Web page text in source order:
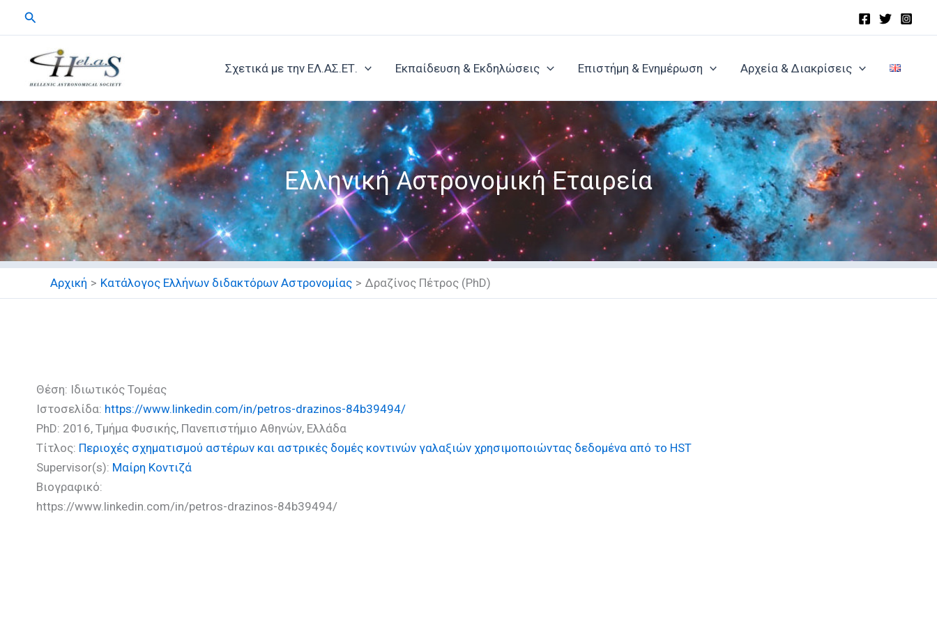
Μετάβαση
περιεχόμενο
Αναζήτηση
Σχετικά με την ΕΛ.ΑΣ.ΕΤ. Εκπαίδευση & Εκδηλώσεις Επιστήμη & Ενημέρωση Αρχεία & Διακρίσεις
Ελληνική Αστρονομική Εταιρεία
Αρχική Κατάλογος Ελλήνων διδακτόρων Αστρονομίας Δραζίνος Πέτρος (PhD)
Θέση: Ιδιωτικός Τομέας
Ιστοσελίδα: https://www.linkedin.com/in/petros-drazinos-84b39494/
PhD: 2016, Τμήμα Φυσικής, Πανεπιστήμιο Αθηνών, Ελλάδα
Τίτλος: Περιοχές σχηματισμού αστέρων και αστρικές δομές κοντινών γαλαξιών χρησιμοποιώντας δεδομένα από το HST
Supervisor(s): Μαίρη Κοντιζά
Βιογραφικό:
https://www.linkedin.com/in/petros-drazinos-84b39494/